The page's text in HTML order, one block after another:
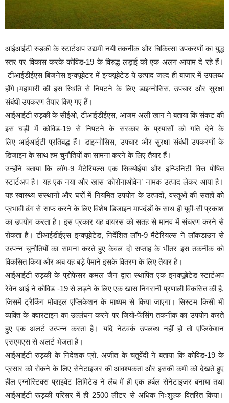
आईआईटी रुड़की के स्टार्टअप उद्यमी नयी तकनीक और चिकित्सा उपकरणों का युद्ध
स्तर पर विकास करके कोविड-19 के विरुद्ध लड़ाई को एक अलग आयाम दे रहे हैं।
टीआईडीईएस बिजनेस इन्क्यूबेटर में इन्क्यूबेटेड ये उत्पाद जल्द ही बाजार में उपलब्ध
होंगे।महामारी की इस स्थिति से निपटने के लिए डाइग्नोसिस, उपचार और सुरक्षा
संबंधी उपकरण तैयार किए गए हैं।
आईआईटी रुड़की के सीईओ, टीआईडीईएस, आजम अली खान ने बताया कि संकट की
इस घड़ी में कोविड-19 से निपटने के सरकार के प्रयासों को गति देने के
लिए आईआईटी प्रतिबद्ध हैं। डाइग्नोसिस, उपचार और सुरक्षा संबंधी उपकरणों के
डिजाइन के साथ हम चुनौतियों का सामना करने के लिए तैयार हैं।
उन्होंने बताया कि लॉग-9 मैटेरियल्स एक सिक्योईया और इन्फिनिटी वित्त पोषित
स्टार्टअप है। यह एक नया और खास ‘कोरोनाओवेन’ नामक उत्पाद लेकर आया है।
यह स्वास्थ्य संस्थानों और घरों में नियमित उपयोग के उत्पादों, वस्तुओं की सतहों को
प्रभावी ढंग से साफ करने के लिए विशेष डिजाइन मापदंडों के साथ ही यूवी-सी प्रकाश
का उपयोग करता है। इस प्रकार यह वायरस काे सतह से मानव में संचरण करने से
रोकता है। टीआईडीईएस इन्क्यूबेटेड, निर्देशित लॉग-9 मैटेरियल्स ने लॉकडाउन से
उत्पन्न चुनौतियों का सामना करते हुए केवल दो सप्ताह के भीतर इस तकनीक को
विकसित किया और अब यह बड़े पैमाने इसके वितरण के लिए तैयार है।
आईआईटी रुड़की के प्रोफेसर कमल जैन द्वारा स्थापित एक इनक्यूबेटेड स्टार्टअप
रेवेन आई ने कोविड -19 से लड़ने के लिए एक खास निगरानी प्रणाली विकसित की है,
जिसमें ट्रैकिंग मोबाइल एप्लिकेशन के माध्यम से किया जाएगा। सिस्टम किसी भी
व्यक्ति के क्वारंटाइन का उल्लंघन करने पर जियो-फेंसिंग तकनीक का उपयोग करते
हुए एक अलर्ट उत्पन्न करता है। यदि नेटवर्क उपलब्ध नहीं हो तो एप्लिकेशन
एसएमएस से अलर्ट भेजता है।
आईआईटी रुड़की के निदेशक प्रो. अजीत के चतुर्वेदी ने बताया कि कोविड-19 के
प्रसार को रोकने के लिए सेनेटाइजर की आवश्यकता और इसकी कमी को देखते हुए
हील एग्नोस्टिक्स प्राइवेट लिमिटेड ने लैब में ही एक हर्बल सेनेटाइजर बनाया तथा
आईआईटी रूड़की परिसर में ही 2500 लीटर से अधिक निःशुल्क वितरित किया।